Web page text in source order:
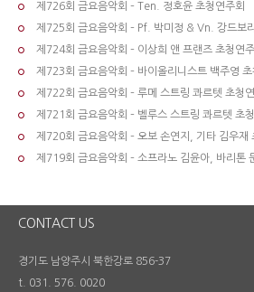
제726회 금요음악회 – Ten. 정호윤 초청연주회
제725회 금요음악회 – Pf. 박미정 & Vn. 강드보
제724회 금요음악회 – 이상희 앤 프랜즈 초청연
제723회 금요음악회 – 바이올리니스트 백주영 초
제722회 금요음악회 – 루메 스트링 콰르텟 초청
제721회 금요음악회 – 벨루스 스트링 콰르텟 초
제720회 금요음악회 – 오보 손연지, 기타 김우재
제719회 금요음악회 – 소프라노 김윤아, 바리톤
CONTACT US
경기도 남양주시 북한강로 856-37
t. 031. 576. 0020